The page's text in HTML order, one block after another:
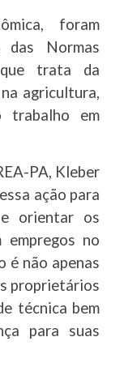
foram
das Normas
que trata da
agricultura,
trabalho em
PA, Kleber
ação para
orientar os
empregos no
é não apenas
proprietários
técnica bem
para suas